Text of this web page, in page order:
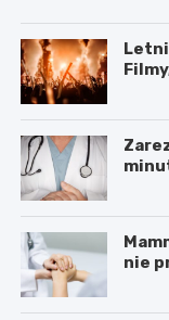
nie